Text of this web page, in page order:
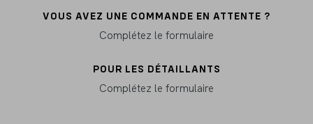
VOUS AVEZ UNE COMMANDE EN ATTENTE ?
Complétez le formulaire
POUR LES DÉTAILLANTS
Complétez le formulaire